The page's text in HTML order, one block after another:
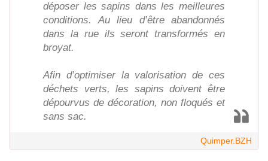
déposer les sapins dans les meilleures
conditions. Au lieu d’être abandonnés
dans la rue ils seront transformés en
broyat.
Afin d’optimiser la valorisation de ces
déchets verts, les sapins doivent être
dépourvus de décoration, non floqués et
sans sac.
Quimper.BZH